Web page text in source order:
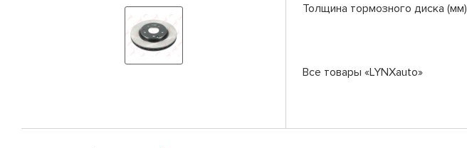
Толщина тормозного диска (мм)
Все товары «LYNXauto»